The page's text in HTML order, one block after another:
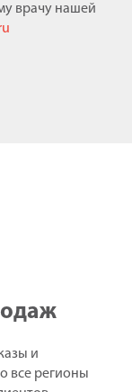
врачу нашей
и
все регионы